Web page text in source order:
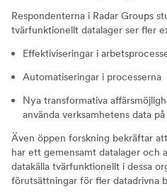
Respondenterna i Radar Groups
tvärfunktionellt datalager ser fler
Effektiviseringar i
Automatiseringar i processerna
Nya transformativa
använda verksamhetens data
Även öppen forskning bekräftar
har ett gemensamt datalager och
datakälla tvärfunktionellt i dessa
förutsättningar för fler datadrivna